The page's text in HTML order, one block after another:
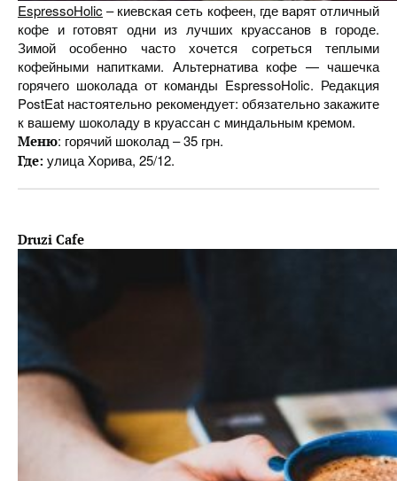
EspressoHolic – киевская сеть кофеен, где варят отличный
кофе и готовят одни из лучших круассанов в городе.
Зимой особенно часто хочется согреться теплыми
кофейными напитками. Альтернатива кофе — чашечка
горячего шоколада от команды EspressoHolic. Редакция
PostEat настоятельно рекомендует: обязательно закажите
к вашему шоколаду в круассан с миндальным кремом.
Меню: горячий шоколад – 35 грн.
Где: улица Хорива, 25/12.
Druzi Cafe